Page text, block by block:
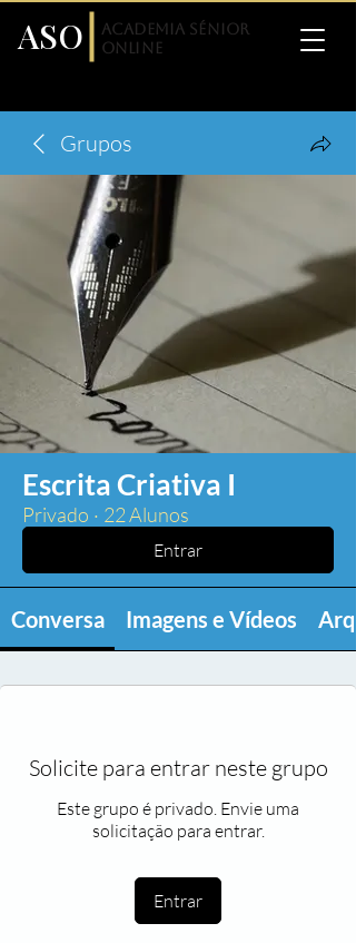
ASO
Academia Sénior
Online
Grupos
Escrita Criativa I
Privado · 22 Alunos
Entrar
Conversa Imagens e Vídeos
Solicite para entrar neste grupo
Este grupo é privado. Envie uma
solicitação para entrar.
Entrar